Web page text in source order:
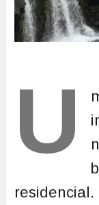
U
residencial.